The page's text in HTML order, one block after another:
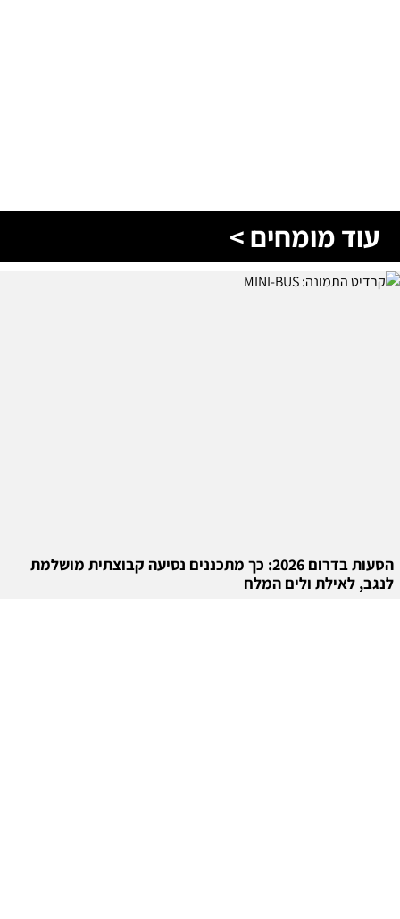
עוד מומחים >
הסעות בדרום 2026: כך מתכננים נסיעה קבוצתית מושלמת
לנגב, לאילת ולים המלח